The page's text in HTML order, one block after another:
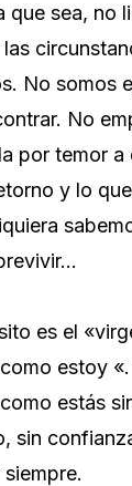
que sea, no
No somos
No
por temor a
y lo
es el
estoy
estás
sin